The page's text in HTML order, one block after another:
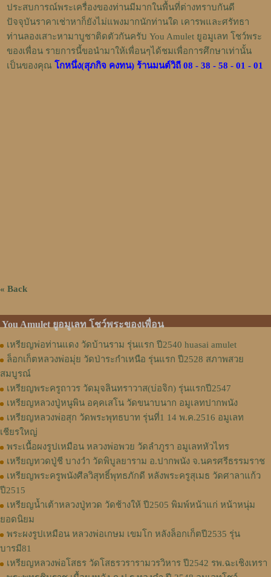
ประสบการณ์พระเครื่องของท่านมีมากในพื้นที่ต่างทราบกันดี
ปัจจุบันราคาเช่าหาก็ยังไม่แพงมากนักท่านใด เคารพและศรัทธา
ท่านลองเสาะหามาบูชาติดตัวกันครับYou Amulet ยูอมูเลท โชว์พระ
ของเพื่อน รายการนี้ขอนำมาให้เพื่อนๆได้ชมเพื่อการศึกษาเท่านั้น
เป็นของคุณ โกหนึ่ง(สุภกิจ คงทน) ร้านมนต์วิถี 08 - 38 - 58 - 01 - 01
« Back
You Amulet ยูอมูเลท โชว์พระของเพื่อน
เหรียญพ่อท่านแดง วัดบ้านราม รุ่นแรก ปี2540 huasai amulet
ล็อกเก็ตหลวงพ่อมุ่ย วัดป่าระกำเหนือ รุ่นแรก ปี2528 สภาพสวย
สมบูรณ์
เหรียญพระครูถาวร วัดมุจลินทราวาส(บ่อจิก) รุ่นแรกปี2547
เหรียญหลวงปู่หนูพิน อคฺคเสโน วัดขนาบนาก อมูเลทปากพนัง
เหรียญหลวงพ่อสุก วัดพระพุทธบาท รุ่นที่1 14 พ.ค.2516 อมูเลท
เชียรใหญ่
พระเนื้อผงรูปเหมือน หลวงพ่อพวย วัดลำภูรา อมูเลทหัวไทร
เหรียญทวดปู่ชี บางวำ วัดพิบูลยาราม อ.ปากพนัง จ.นครศรีธรรมราช
เหรียญพระครูพนังศีลวิสุทธิ์พุทธภักดี หลังพระครูสุเมธ วัดศาลาแก้ว
ปี2515
เหรียญน้ำเต้าหลวงปู่ทวด วัดช้างให้ ปี2505 พิมพ์หน้าแก่ หน้าหนุ่ม
ยอดนิยม
พระผงรูปเหมือน หลวงพ่อเกษม เขมโก หลังล็อกเก็ตปี2535 รุ่น
บารมี81
เหรียญหลวงพ่อโสธร วัดโสธรวรารามวรวิหาร ปี2542 รพ.ฉะเชิงเทรา